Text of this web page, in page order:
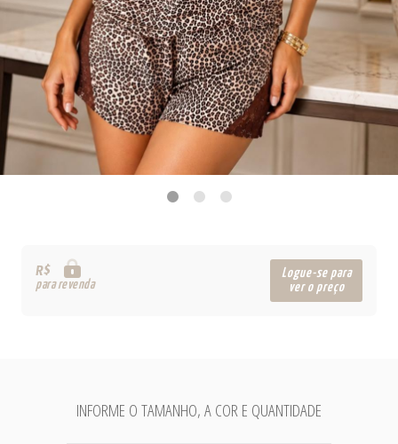
R$
para revenda
Logue-se para
ver o preço
INFORME O TAMANHO, A COR E QUANTIDADE